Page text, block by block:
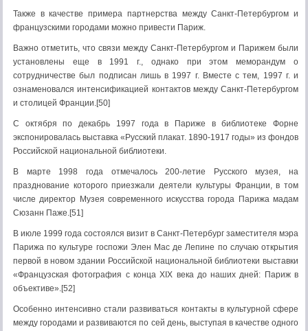
Также в качестве примера партнерства между Санкт-Петербургом и
французскими городами можно привести Париж.
Важно отметить, что связи между Санкт-Петербургом и Парижем были
установлены еще в 1991 г., однако при этом меморандум о
сотрудничестве был подписан лишь в 1997 г. Вместе с тем, 1997 г. и
ознаменовался интенсификацией контактов между Санкт-Петербургом
и столицей Франции.[50]
C октября по декабрь 1997 года в Париже в библиотеке Форне
экспонировалась выставка «Русский плакат. 1890-1917 годы» из фондов
Российской национальной библиотеки.
В марте 1998 года отмечалось 200-летие Русского музея, на
празднование которого приезжали деятели культуры Франции, в том
числе директор Музея современного искусства города Парижа мадам
Сюзанн Паже.[51]
В июле 1999 года состоялся визит в Санкт-Петербург заместителя мэра
Парижа по культуре госпожи Элен Мас де Лепине по случаю открытия
первой в новом здании Российской национальной библиотеки выставки
«Французская фотография с конца XIX века до наших дней: Париж в
объективе».[52]
Особенно интенсивно стали развиваться контакты в культурной сфере
между городами и развиваются по сей день, выступая в качестве одного